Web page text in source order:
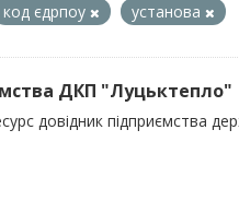
код єдрпоу установа
ДКП "Луцьктепло"
довідник підприємства